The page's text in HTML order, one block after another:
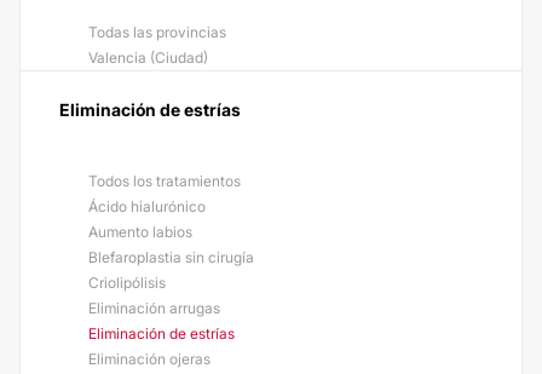
Todas las provincias
Valencia (Ciudad)
Eliminación de estrías
Todos los tratamientos
Ácido hialurónico
Aumento labios
Blefaroplastia sin cirugía
Criolipólisis
Eliminación arrugas
Eliminación de estrías
Eliminación ojeras